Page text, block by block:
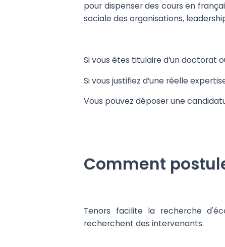
pour dispenser des cours en
sociale des organisations,
Si vous êtes titulaire d’un
Si vous justifiez d’une réelle
Vous pouvez déposer une
Comment
Tenors facilite la recherche
recherchent des intervenants.